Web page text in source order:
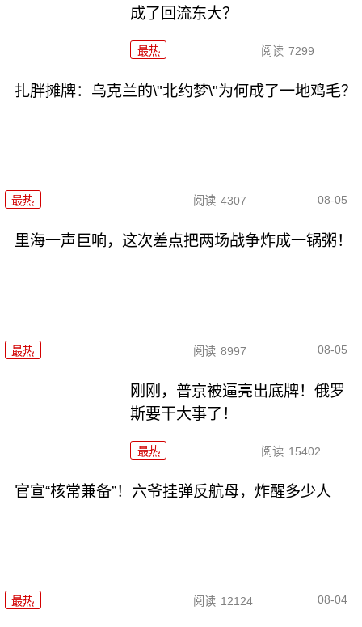
成了回流东大？
最热 阅读 7299
扎胖摊牌：乌克兰的\"北约梦\"为何成了一地鸡毛？
最热 阅读 4307 08-05
里海一声巨响，这次差点把两场战争炸成一锅粥！
最热 阅读 8997 08-05
刚刚，普京被逼亮出底牌！俄罗
斯要干大事了！
最热 阅读 15402
官宣“核常兼备”！六爷挂弹反航母，炸醒多少人
最热 阅读 12124 08-04